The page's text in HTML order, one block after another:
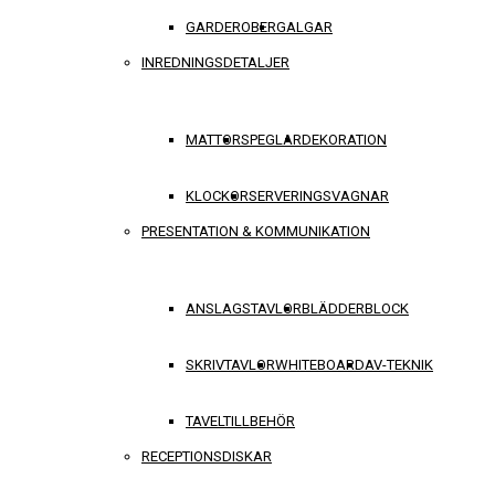
GARDEROBERGALGAR
INREDNINGSDETALJER
MATTORSPEGLARDEKORATION
KLOCKORSERVERINGSVAGNAR
PRESENTATION & KOMMUNIKATION
ANSLAGSTAVLORBLÄDDERBLOCK
SKRIVTAVLORWHITEBOARDAV-TEKNIK
TAVELTILLBEHÖR
RECEPTIONSDISKAR